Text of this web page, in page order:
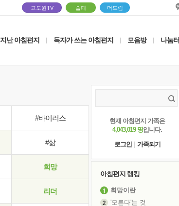
고도원TV 솔패 더드림
지난 아침편지 독자가 쓰는 아침편지 모음방 나눔터
#바이러스
#삶
희망
리더
현재 아침편지 가족은
4,043,019 명입니다.
로그인
가족되기
아침편지 랭킹
희망이란
'모른다'는 것